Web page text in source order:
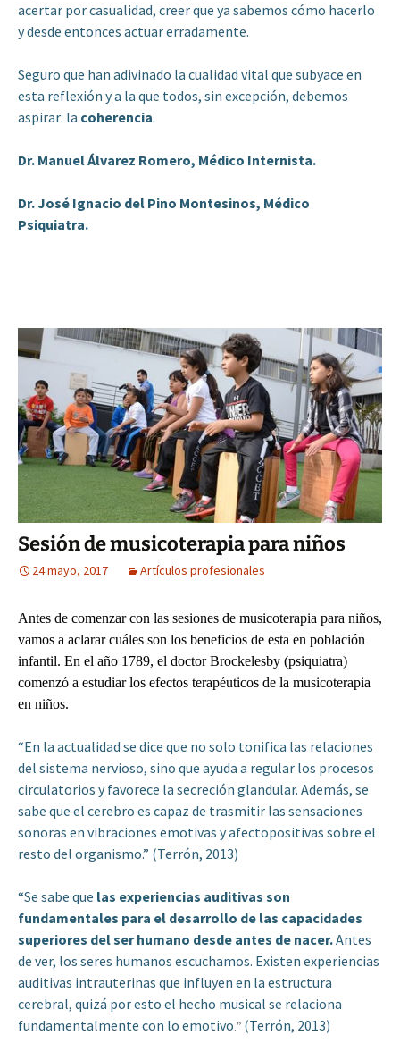
acertar por casualidad, creer que ya sabemos cómo hacerlo
y desde entonces actuar erradamente.
Seguro que han adivinado la cualidad vital que subyace en
esta reflexión y a la que todos, sin excepción, debemos
aspirar: la coherencia.
Dr. Manuel Álvarez Romero, Médico Internista.
Dr. José Ignacio del Pino Montesinos, Médico
Psiquiatra.
Sesión de musicoterapia para niños
24 mayo, 2017 Artículos profesionales
Antes de comenzar con las sesiones de musicoterapia para niños,
vamos a aclarar cuáles son los beneficios de esta en población
infantil. En el año 1789, el doctor Brockelesby (psiquiatra)
comenzó a estudiar los efectos terapéuticos de la musicoterapia
en niños.
“En la actualidad se dice que no solo tonifica las relaciones
del sistema nervioso, sino que ayuda a regular los procesos
circulatorios y favorece la secreción glandular. Además, se
sabe que el cerebro es capaz de trasmitir las sensaciones
sonoras en vibraciones emotivas y afectopositivas sobre el
resto del organismo.” (Terrón, 2013)
“Se sabe que las experiencias auditivas son
fundamentales para el desarrollo de las capacidades
superiores del ser humano desde antes de nacer.Antes
de ver, los seres humanos escuchamos. Existen experiencias
auditivas intrauterinas que influyen en la estructura
cerebral, quizá por esto el hecho musical se relaciona
fundamentalmente con lo emotivo .” (Terrón, 2013)